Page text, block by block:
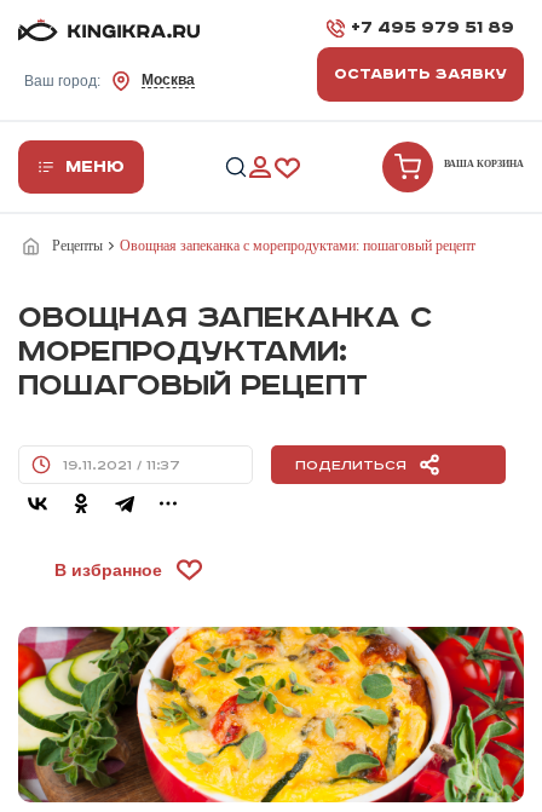
Ваш город: Москва
+7 495 979 51 89
ОСТАВИТЬ ЗАЯВКУ
Меню ВАША КОРЗИНА
Рецепты Овощная запеканка с морепродуктами: пошаговый рецепт
ОВОЩНАЯ ЗАПЕКАНКА С
МОРЕПРОДУКТАМИ:
ПОШАГОВЫЙ РЕЦЕПТ
19.11.2021 / 11:37 Поделиться
В избранное